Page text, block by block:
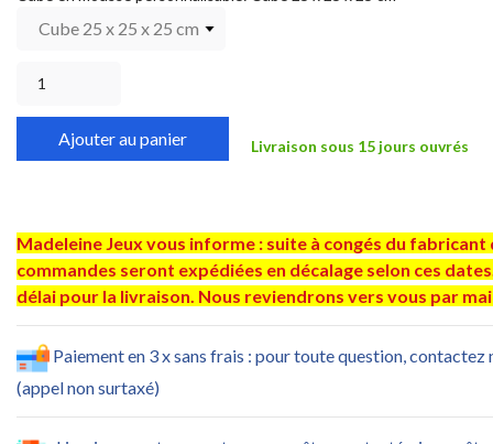
Ajouter au panier Livraison sous 15 jours ouvrés
Madeleine Jeux vous informe : suite à congés du fabricant
commandes seront expédiées en décalage selon ces
délai pour la livraison. Nous reviendrons vers vous par
Paiement en 3 x sans frais : pour toute question, contactez
(appel non surtaxé)